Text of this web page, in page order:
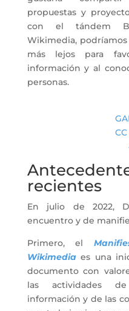
propuestas y
con el tándem
Wikimedia,
más lejos para
información y al
personas.
recientes
En julio de 2022,
encuentro y de
Primero, el
Wikimedia es una
documento con
las actividades
información y de las